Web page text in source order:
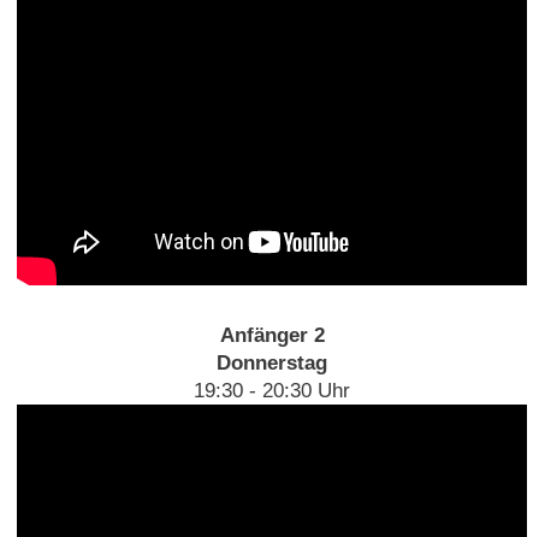
Anfänger 2
Donnerstag
19:30 - 20:30 Uhr